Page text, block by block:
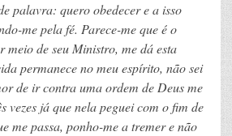
palavra: quero obedecer e a isso
me pela fé. Parece-me que é o
meio de seu Ministro, me dá esta
permanece no meu espírito, não sei
de ir contra uma ordem de Deus me
vezes já que nela peguei com o fim de
me passa, ponho-me a tremer e não